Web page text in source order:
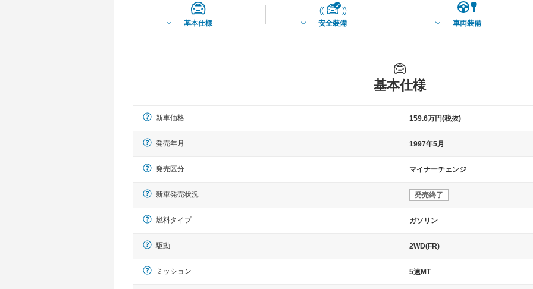
基本仕様 安全装備 車両装備
基本仕様
新車価格 159.6万円(税抜)
発売年月 1997年5月
発売区分 マイナーチェンジ
新車発売状況 発売終了
燃料タイプ ガソリン
駆動 2WD(FR)
ミッション 5速MT